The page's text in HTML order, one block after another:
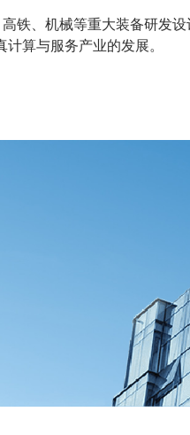
铁、机械等重大装备研发
算与服务产业的发展。